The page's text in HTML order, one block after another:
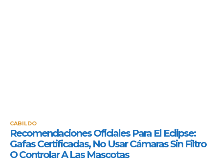
CABILDO
Recomendaciones Oficiales Para El Eclipse:
Gafas Certificadas, No Usar Cámaras Sin Filtro
O Controlar A Las Mascotas